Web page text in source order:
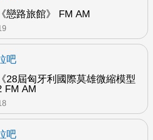
戀路旅館》 FM AM
吧
28屆匈牙利國際莫雄微縮模型
FM AM
吧